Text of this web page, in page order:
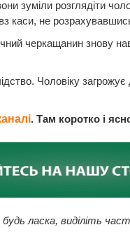
зуміли розглядіти
каси, не
черкащанин знову
Чоловіку
. Там коротко і
ласка, виділіть